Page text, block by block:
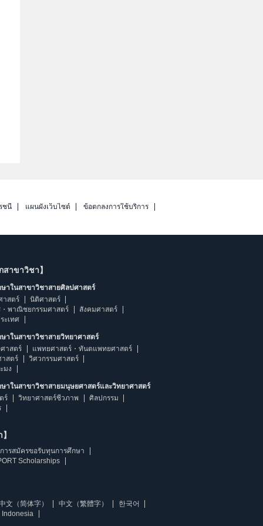
ชนี แผนผังเว็บไซต์ ข้อตกลงการใช้บริการ
าขาวิชา】
าในสาขาวิชาสายศิลปศาสตร์
าสตร์
นิติศาสตร์
・พาณิชยกรรมศาสตร์
สังคมศาสตร์
ะเทศ
าในสาขาวิชาสายวิทยาศาสตร์
าสตร์
แพทยศาสตร์・ทันตแพทยศาสตร์
สตร์
วิศวกรรมศาสตร์
มง
าในสาขาวิชาสายมนุษยศาสตร์และวิทยาศาสตร์
ร์
วิทยาศาสตร์ชีวภาพ
ศิลปกรรม
การสมัครขอรับทุนการศึกษา
Scholarships
文（简体字） 中文（繁體字）
한국어
Indonesia